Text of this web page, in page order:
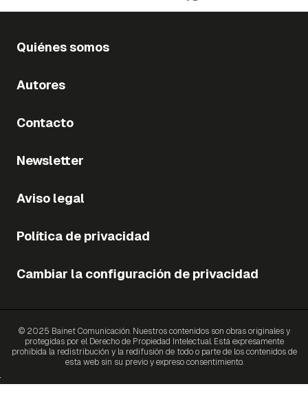
Quiénes somos
Autores
Contacto
Newsletter
Aviso legal
Política de privacidad
Cambiar la configuración de privacidad
© 2025 Bainet Comunicación. Nuestros contenidos son obras originales y
protegidas por el Derecho de Propiedad Intelectual. Está expresamente
prohibida la redistribución y la redifusión de todo o parte de los contenidos de
esta web sin su previo y expreso consentimiento.